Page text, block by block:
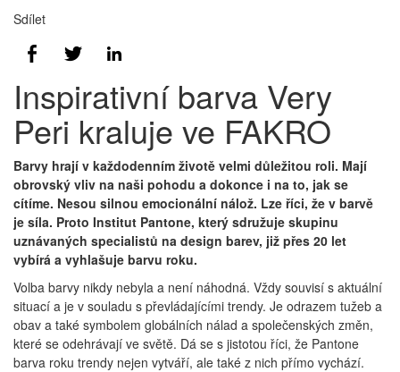
Sdílet
Inspirativní barva Very
Peri kraluje ve FAKRO
Barvy hrají v každodenním životě velmi důležitou roli. Mají
obrovský vliv na naši pohodu a dokonce i na to, jak se
cítíme. Nesou silnou emocionální nálož. Lze říci, že v barvě
je síla. Proto Institut Pantone, který sdružuje skupinu
uznávaných specialistů na design barev, již přes 20 let
vybírá a vyhlašuje barvu roku.
Volba barvy nikdy nebyla a není náhodná. Vždy souvisí s aktuální
situací a je v souladu s převládajícími trendy. Je odrazem tužeb a
obav a také symbolem globálních nálad a společenských změn,
které se odehrávají ve světě. Dá se s jistotou říci, že Pantone
barva roku trendy nejen vytváří, ale také z nich přímo vychází.